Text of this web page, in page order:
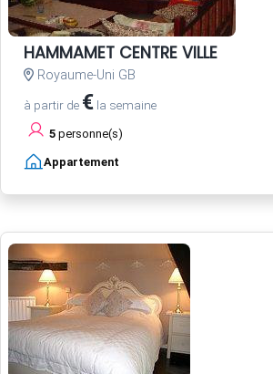
HAMMAMET CENTRE VILLE
Royaume-Uni GB
à partir de € la semaine
5 personne(s)
Appartement